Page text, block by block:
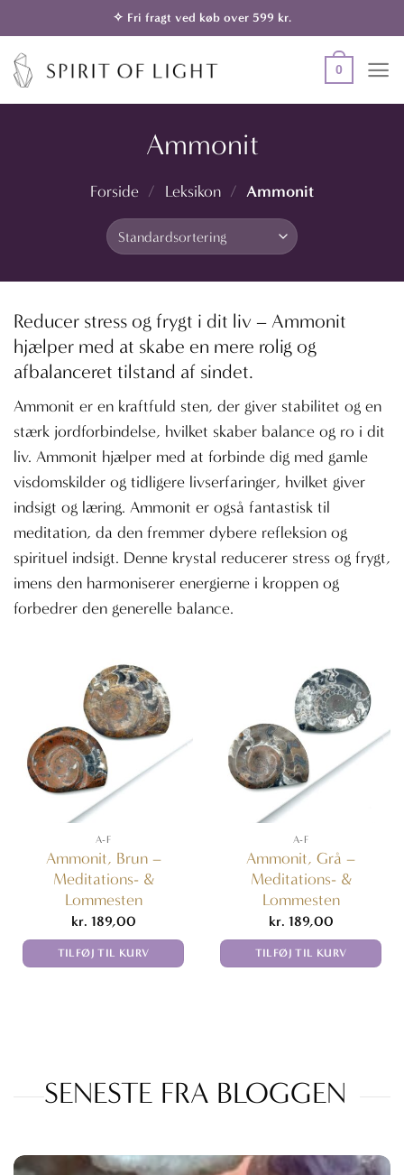
til
indhold
✧ Fri fragt ved køb over 599 kr.
0
Ammonit
Forside / Leksikon / Ammonit
Reducer stress og frygt i dit liv – Ammonit
hjælper med at skabe en mere rolig og
afbalanceret tilstand af sindet.
Ammonit er en kraftfuld sten, der giver stabilitet og en
stærk jordforbindelse, hvilket skaber balance og ro i dit
liv. Ammonit hjælper med at forbinde dig med gamle
visdomskilder og tidligere livserfaringer, hvilket giver
indsigt og læring. Ammonit er også fantastisk til
meditation, da den fremmer dybere refleksion og
spirituel indsigt. Denne krystal reducerer stress og frygt,
imens den harmoniserer energierne i kroppen og
forbedrer den generelle balance.
A-F
Ammonit, Brun –
Meditations- &
Lommesten
kr. 189,00
TILFØJ TIL KURV
A-F
Ammonit, Grå –
Meditations- &
Lommesten
kr. 189,00
TILFØJ TIL KURV
SENESTE FRA BLOGGEN